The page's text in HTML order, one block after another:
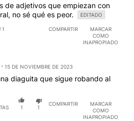
de adjetivos que empiezan con
no sé qué es peor.
EDITADO
1 COMPARTIR
MARCAR
COMO
INAPROPIADO
15 DE NOVIEMBRE DE 2023
diaguita que sigue robando al
1 1
COMPARTIR
MARCAR
COMO
INAPROPIADO